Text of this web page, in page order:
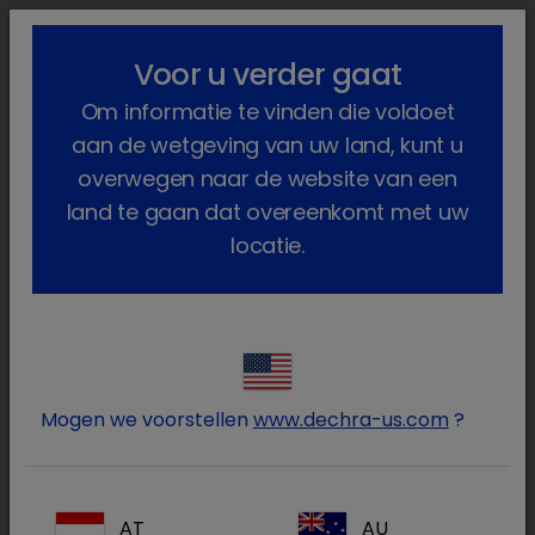
lock_outline search menu
Log in op uw Dechra
account
Voor u verder gaat
Om informatie te vinden die voldoet
aan de wetgeving van uw land, kunt u
overwegen naar de website van een
land te gaan dat overeenkomt met uw
locatie.
Mogen we voorstellen www.dechra-us.com ?
AT AU